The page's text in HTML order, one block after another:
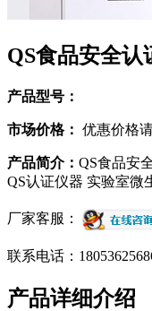
QS食品安全认
产品型号：
市场价格： 优惠价格
产品简介： QS食品安
QS认证仪器 实验室微
厂家客服：
联系电话：
产品详细介绍